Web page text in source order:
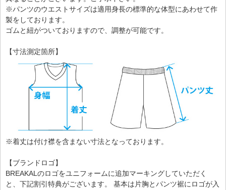
※パンツのウエストサイズは適用身長の標準的な体型にあわせて作
製をしております。
ゴムと紐がついておりますので、調整が可能です。
【寸法測定箇所】
※着丈は付け襟を含まない寸法となっております。
【ブランドロゴ】
BREAKALのロゴをユニフォームに追加マーキングしていただく
と、下記割引特典がございます。 基本は片胸とパンツ裾にロゴが入